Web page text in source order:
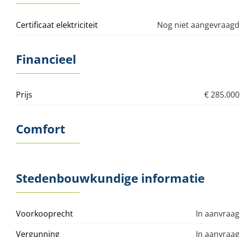
Certificaat elektriciteit Nog niet aangevraagd
Financieel
Prijs € 285.000
Comfort
Stedenbouwkundige informatie
Voorkooprecht In aanvraag
Vergunning
In aanvraag